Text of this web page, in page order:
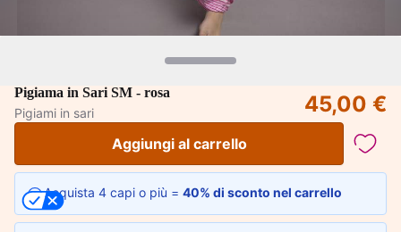
Pigiama in Sari SM - rosa
Pigiami in sari
45,00 €
Aggiungi al carrello
Acquista 4 capi o più = 40% di sconto nel carrello